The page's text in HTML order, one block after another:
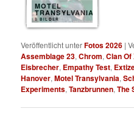
MOTEL
TRANSYLVANIA
8 BILDER
Veröffentlicht unterFotos 2026 |
Assemblage 23,Chrom,Clan
Eisbrecher, Empathy Test,
Hanover,Motel Transylvania,
Experiments,Tanzbrunnen,The